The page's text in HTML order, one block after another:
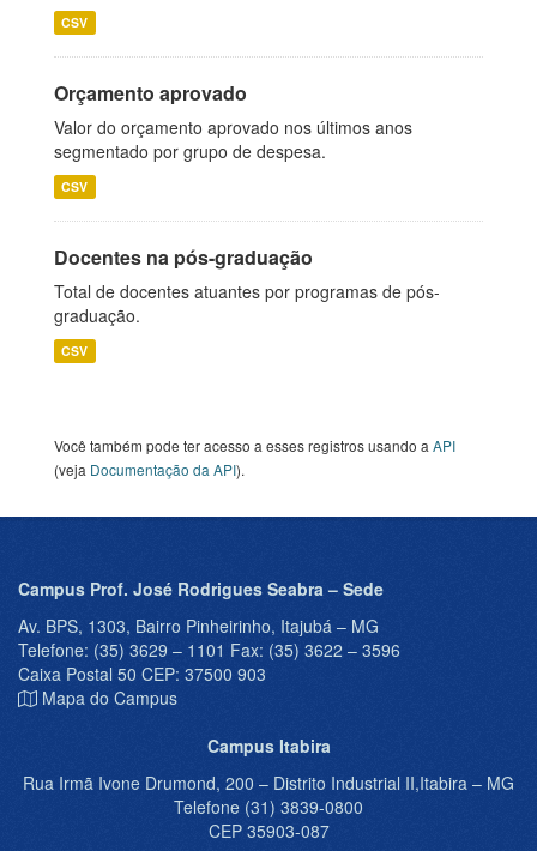
CSV
Orçamento aprovado
Valor do orçamento aprovado nos últimos anos
segmentado por grupo de despesa.
CSV
Docentes na pós-graduação
Total de docentes atuantes por programas de pós-
graduação.
CSV
Você também pode ter acesso a esses registros usando a API
(veja Documentação da API).
Campus Prof. José Rodrigues Seabra – Sede
Av. BPS, 1303, Bairro Pinheirinho, Itajubá – MG
Telefone: (35) 3629 – 1101 Fax: (35) 3622 – 3596
Caixa Postal 50 CEP: 37500 903
Mapa do Campus
Campus Itabira
Rua Irmã Ivone Drumond, 200 – Distrito Industrial II,Itabira – MG
Telefone (31) 3839-0800
CEP 35903-087